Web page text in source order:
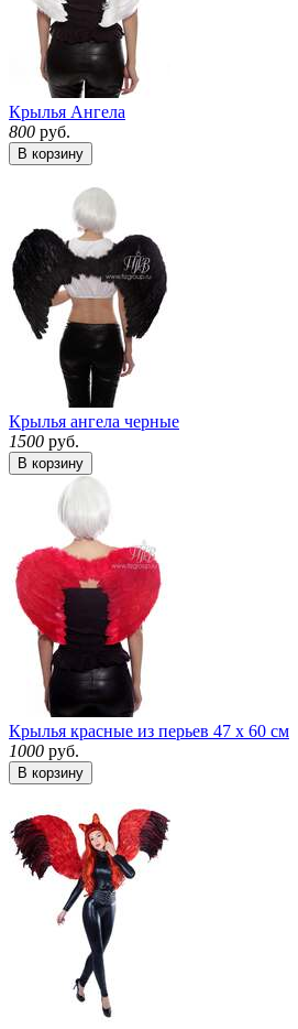
Крылья Ангела
800 руб.
В корзину
Крылья ангела черные
1500 руб.
В корзину
Крылья красные из перьев 47 х 60 см
1000 руб.
В корзину